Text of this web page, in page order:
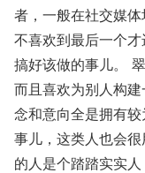
者，一般在社交媒
不喜欢到最后一个
搞好该做的事儿。
而且喜欢为别人构
念和意向全是拥有
事儿，这类人也会
的人是个踏踏实实